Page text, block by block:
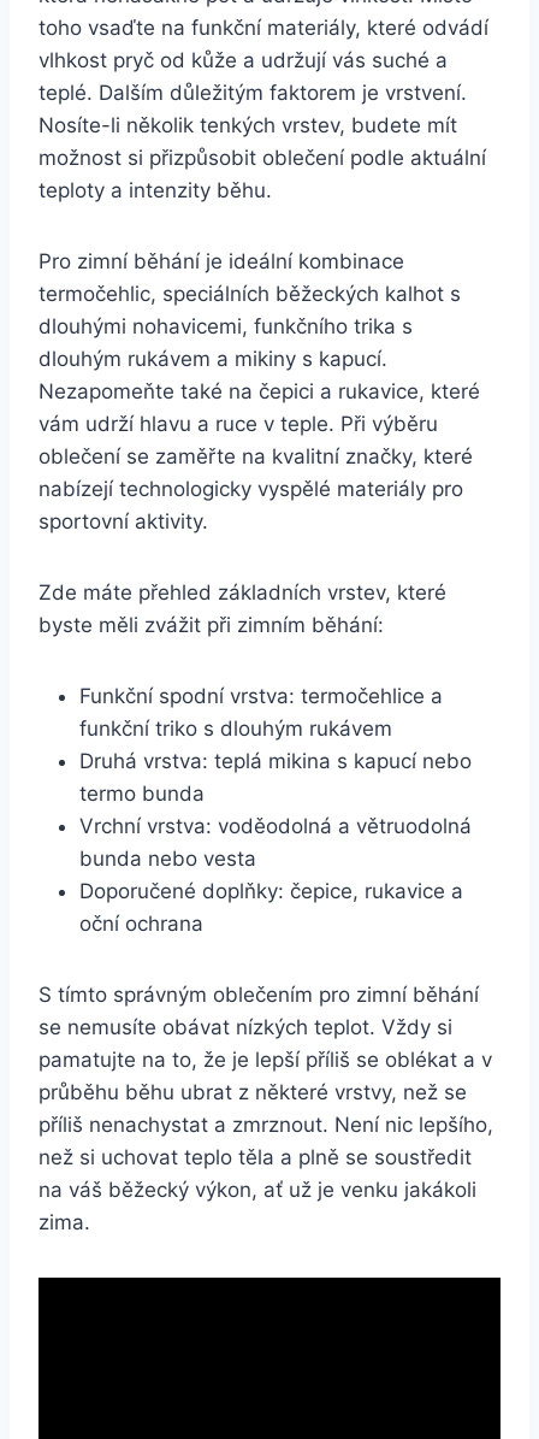
toho vsaďte na funkční materiály, které odvádí
vlhkost pryč od kůže a udržují vás suché a
teplé. Dalším důležitým faktorem je vrstvení.
Nosíte-li několik tenkých vrstev, budete mít
možnost si přizpůsobit oblečení podle aktuální
teploty a intenzity běhu.
Pro zimní běhání je ideální kombinace
termočehlic, speciálních běžeckých kalhot s
dlouhými nohavicemi, funkčního trika s
dlouhým rukávem a mikiny s kapucí.
Nezapomeňte také na čepici a rukavice, které
vám udrží hlavu a ruce v teple. Při výběru
oblečení se zaměřte na kvalitní značky, které
nabízejí technologicky vyspělé materiály pro
sportovní aktivity.
Zde máte přehled základních vrstev, které
byste měli zvážit při zimním běhání:
Funkční spodní vrstva: termočehlice a
funkční triko s dlouhým rukávem
Druhá vrstva: teplá mikina s kapucí nebo
termo bunda
Vrchní vrstva: voděodolná a větruodolná
bunda nebo vesta
Doporučené doplňky: čepice, rukavice a
oční ochrana
S tímto správným oblečením pro zimní běhání
se nemusíte obávat nízkých teplot. Vždy si
pamatujte na to, že je lepší příliš se oblékat a v
průběhu běhu ubrat z některé vrstvy, než se
příliš nenachystat a zmrznout. Není nic lepšího,
než si uchovat teplo těla a plně se soustředit
na váš běžecký výkon, ať už je venku jakákoli
zima.